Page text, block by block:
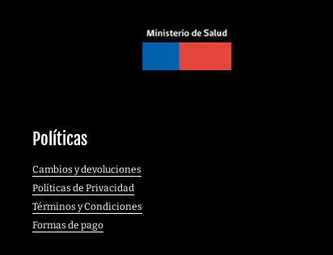
Políticas
Cambios y devoluciones
Políticas de Privacidad
Términos y Condiciones
Formas de pago